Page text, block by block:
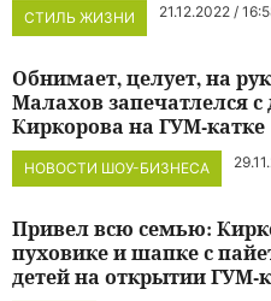
СТИЛЬ ЖИЗНИ 21.12.2022 /
НОВОСТИ ШОУ-БИЗНЕСА
Обнимает, целует, на
Малахов запечатлелся
Киркорова на ГУМ-катке
Привел всю семью:
пуховике и шапке с
детей на открытии ГУМ-